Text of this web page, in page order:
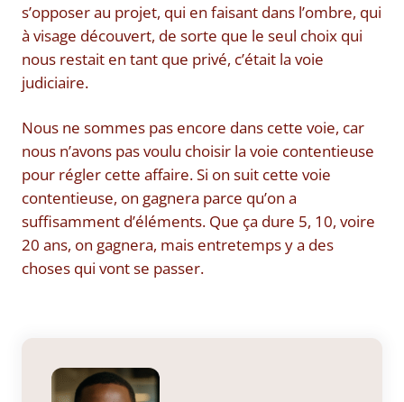
s’opposer au projet, qui en faisant dans l’ombre, qui
à visage découvert, de sorte que le seul choix qui
nous restait en tant que privé, c’était la voie
judiciaire.
Nous ne sommes pas encore dans cette voie, car
nous n’avons pas voulu choisir la voie contentieuse
pour régler cette affaire. Si on suit cette voie
contentieuse, on gagnera parce qu’on a
suffisamment d’éléments. Que ça dure 5, 10, voire
20 ans, on gagnera, mais entretemps y a des
choses qui vont se passer.